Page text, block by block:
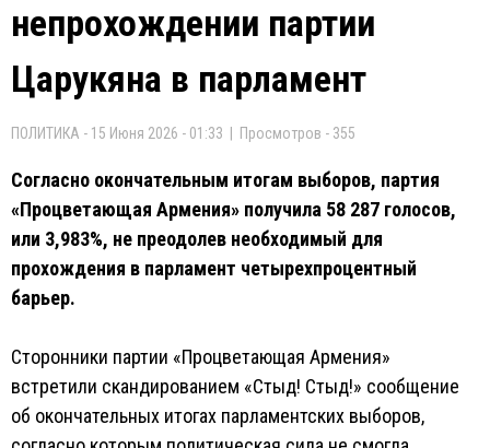
непрохождении партии
Царукяна в парламент
ПОЛИТИКА - 15 Июня 2026 - 01:33 | Просмотров - 355
Согласно окончательным итогам выборов, партия
«Процветающая Армения» получила 58 287 голосов,
или 3,983%, не преодолев необходимый для
прохождения в парламент четырехпроцентный
барьер.
Сторонники партии «Процветающая Армения»
встретили скандированием «Стыд! Стыд!» сообщение
об окончательных итогах парламентских выборов,